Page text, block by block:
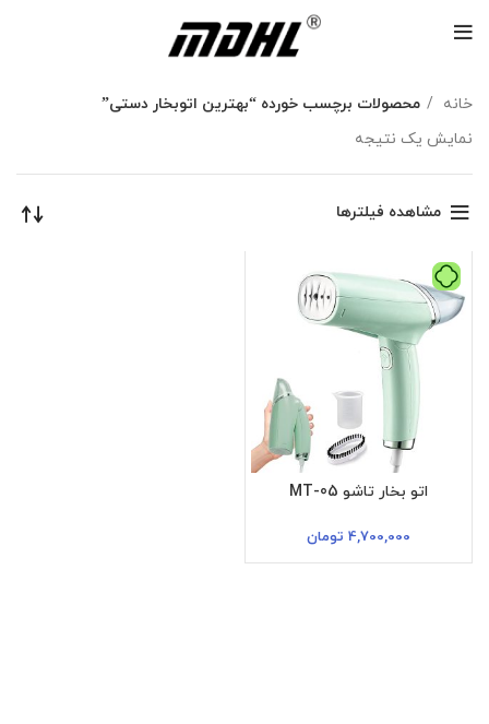
خانه
محصولات برچسب خورده “بهترین اتوبخار دستی”
نمایش یک نتیجه
مشاهده فیلترها
اتو بخار تاشو MT-05
4,700,000 تومان